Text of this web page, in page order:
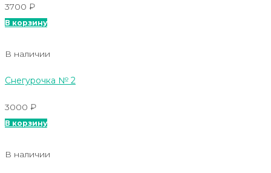
3700 ₽
В корзину
В наличии
Снегурочка № 2
3000 ₽
В корзину
В наличии